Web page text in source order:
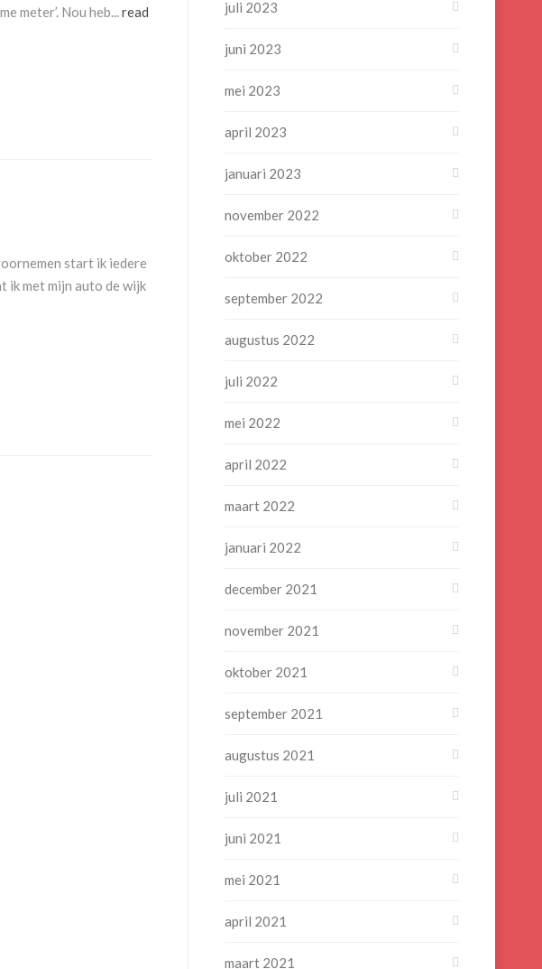
meter’. Nou heb...read
start ik iedere
ik met mijn auto de wijk
juli 2023
juni 2023
mei 2023
april 2023
januari 2023
november 2022
oktober 2022
september 2022
augustus 2022
juli 2022
mei 2022
april 2022
maart 2022
januari 2022
december 2021
november 2021
oktober 2021
september 2021
augustus 2021
juli 2021
juni 2021
mei 2021
april 2021
maart 2021